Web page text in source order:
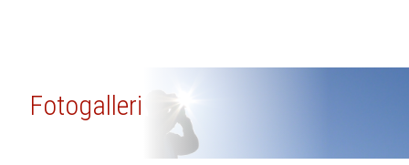
Fotogalleri